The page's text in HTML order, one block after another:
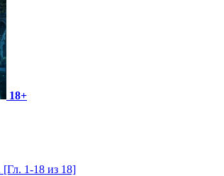
18+
1-18 из 18]